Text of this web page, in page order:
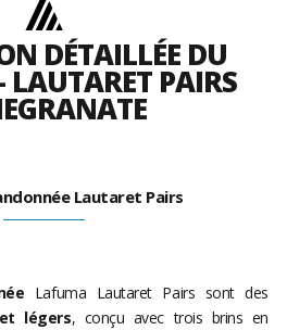
DÉTAILLÉE DU
PAIRS
Lautaret Pairs
Lafuma Lautaret Pairs sont des
légers, conçu avec trois brins en